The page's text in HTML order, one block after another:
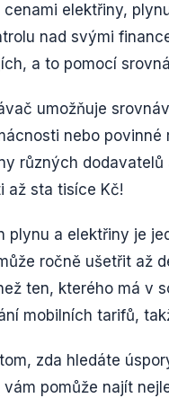
elektřiny,
nad svými
a to pomocí
umožňuje
nebo
různých
až sta tisíce Kč!
plynu a elektřiny je
ročně ušetřit až
ten, kterého má v
mobilních tarifů,
zda hledáte
vám pomůže najít